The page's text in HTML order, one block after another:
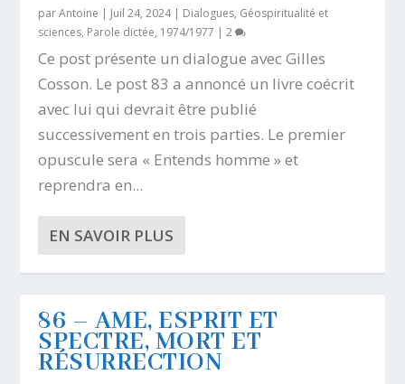
parAntoine | Juil 24, 2024| Dialogues, Géospiritualité et
sciences, Parole dictée, 1974/1977 |2
Ce post présente un dialogue avec Gilles
Cosson. Le post 83 a annoncé un livre coécrit
avec lui qui devrait être publié
successivement en trois parties. Le premier
opuscule sera « Entends homme » et
reprendra en...
EN SAVOIR PLUS
86 – AME, ESPRIT ET
SPECTRE, MORT ET
RÉSURRECTION